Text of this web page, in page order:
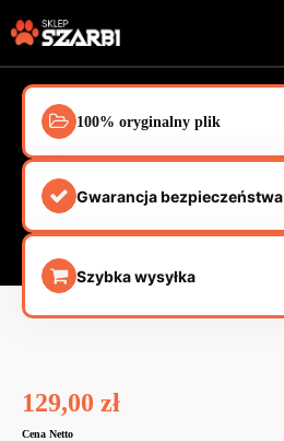
100% oryginalny plik
Gwarancja bezpieczeństwa
Szybka wysyłka
129,00 zł
Cena Netto